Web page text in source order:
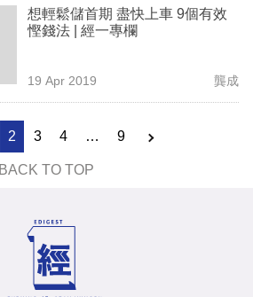
想輕鬆儲首期 盡快上車 9個有效
慳錢法 | 經一專欄
19 Apr 2019 龔成
2 3 4 … 9
BACK TO TOP